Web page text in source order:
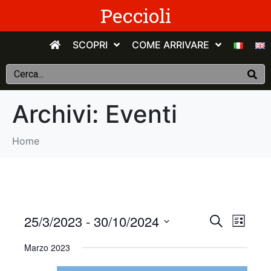
Peccioli
SCOPRI COME ARRIVARE
Archivi: Eventi
Home
E
v
C
r
a
E
e
E
e
25/3/2023 - 30/10/2024
e
Marzo 2023